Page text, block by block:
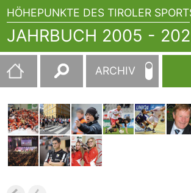
HÖHEPUNKTE DES TIROLER
JAHRBUCH 2005 -
Suchen
nach:
ARCHIV